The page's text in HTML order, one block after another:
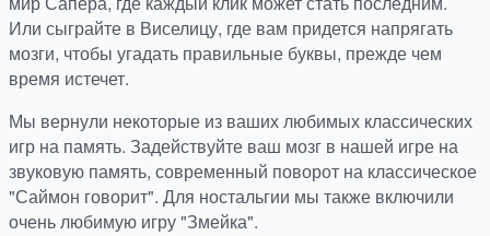
Или сыграйте в Виселицу, где вам придется напрягать
мозги, чтобы угадать правильные буквы, прежде чем
время истечет.
Мы вернули некоторые из ваших любимых классических
игр на память. Задействуйте ваш мозг в нашей игре на
звуковую память, современный поворот на классическое
"Саймон говорит". Для ностальгии мы также включили
очень любимую игру "Змейка".